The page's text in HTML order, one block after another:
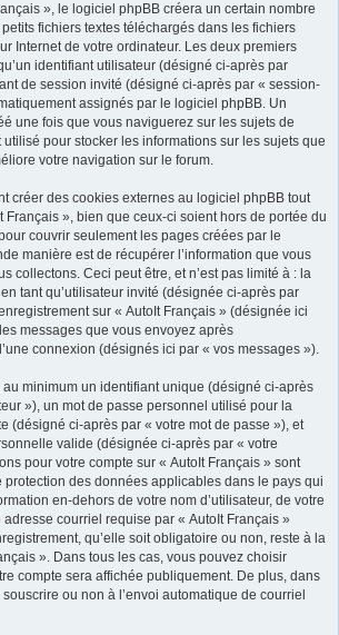
», le logiciel phpBB créera un certain nombre
fichiers textes téléchargés dans les fichiers
Internet de votre ordinateur. Les deux premiers
identifiant utilisateur (désigné ci-après par
de session invité (désigné ci-après par « session-
assignés par le logiciel phpBB. Un
une fois que vous naviguerez sur les sujets de
utilisé pour stocker les informations sur les sujets que
votre navigation sur le forum.
créer des cookies externes au logiciel phpBB tout
Français », bien que ceux-ci soient hors de portée du
couvrir seulement les pages créées par le
manière est de récupérer l’information que vous
collectons. Ceci peut être, et n’est pas limité à : la
tant qu’utilisateur invité (désignée ci-après par
sur « AutoIt Français » (désignée ici
messages que vous envoyez après
connexion (désignés ici par « vos messages »).
minimum un identifiant unique (désigné ci-après
»), un mot de passe personnel utilisé pour la
(désigné ci-après par « votre mot de passe »), et
valide (désignée ci-après par « votre
pour votre compte sur « AutoIt Français » sont
protection des données applicables dans le pays qui
en-dehors de votre nom d’utilisateur, de votre
courriel requise par « AutoIt Français »
qu’elle soit obligatoire ou non, reste à la
». Dans tous les cas, vous pouvez choisir
compte sera affichée publiquement. De plus, dans
ou non à l’envoi automatique de courriel